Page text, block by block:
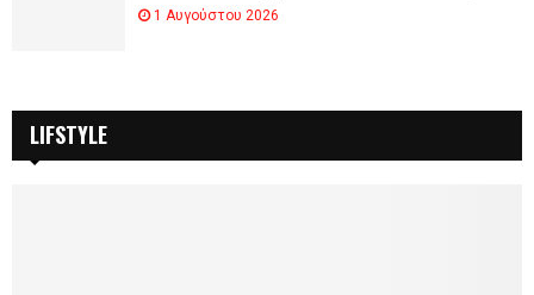
LIFSTYLE
1 Αυγούστου 2026